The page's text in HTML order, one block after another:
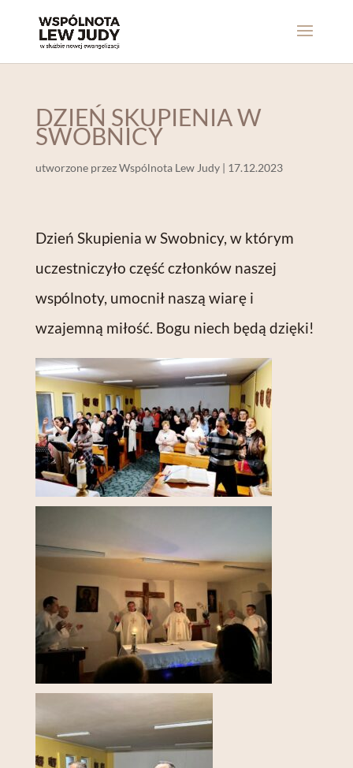
DZIEŃ SKUPIENIA W
SWOBNICY
utworzone przezWspólnota Lew Judy| 17.12.2023
Dzień Skupienia w Swobnicy, w którym
uczestniczyło część członków naszej
wspólnoty, umocnił naszą wiarę i
wzajemną miłość. Bogu niech będą dzięki!